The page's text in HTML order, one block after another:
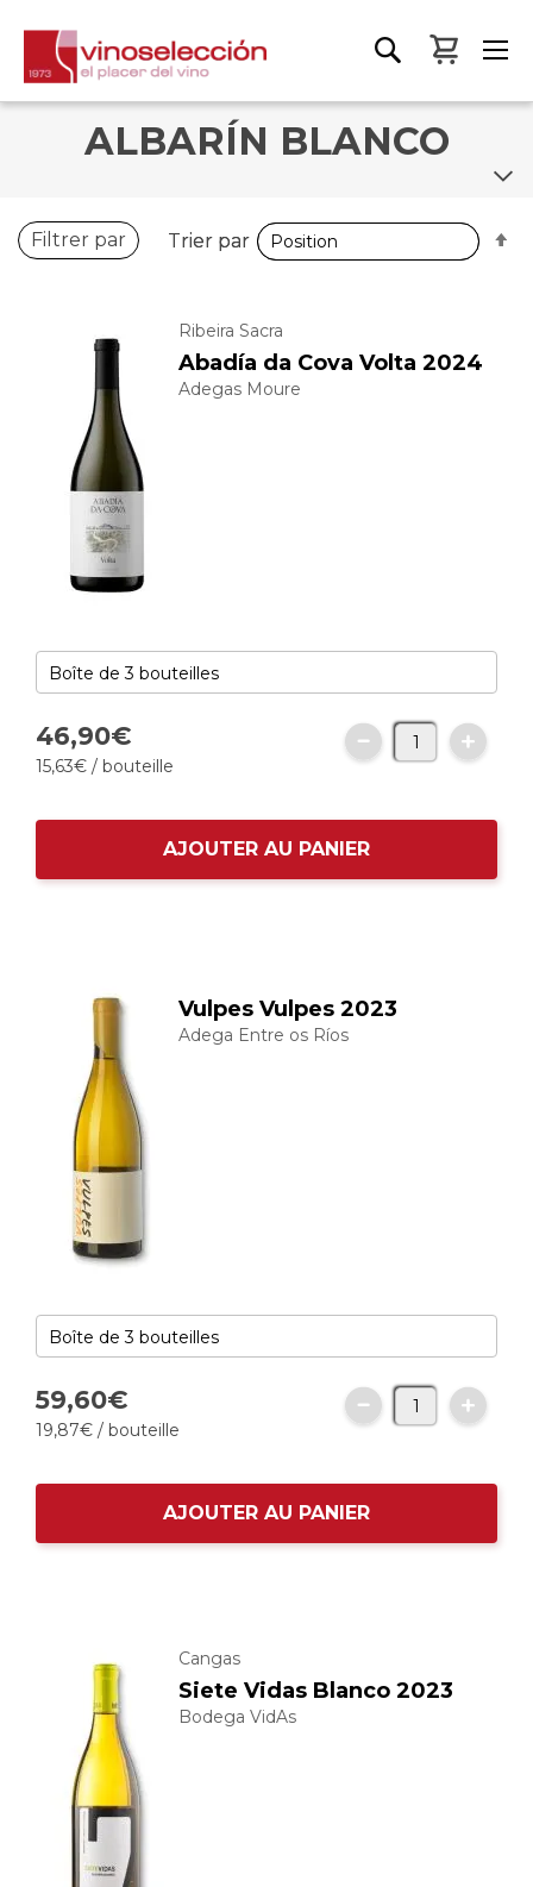
Mon
ALBARÍN BLANCO
Ribeira Sacra
Abadía da Cova Volta 2024
Adegas Moure
46,90€
15,63€ / bouteille
AJOUTER AU PANIER
Vulpes Vulpes 2023
Adega Entre os Ríos
59,60€
19,87€ / bouteille
AJOUTER AU PANIER
Cangas
Siete Vidas Blanco 2023
Bodega VidAs
Filtrer par Trier par
Trier par